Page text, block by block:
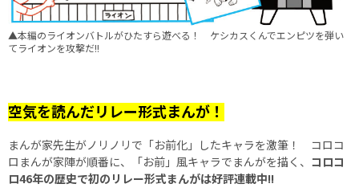
▲本編のライオンバトルがひたすら遊べる！ ケシカスくんでエンピツを弾い
てライオンを攻撃だ!!
空気を読んだリレー形式まんが！
まんが家先生がノリノリで「お前化」したキャラを激筆！ コロコ
ロまんが家陣が順番に、「お前」風キャラでまんがを描く、 コロコ
ロ46年の歴史で初のリレー形式まんがは好評連載中!!